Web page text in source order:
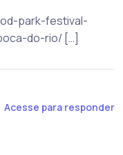
park-festival-
do-rio/ […]
Acesse para responder